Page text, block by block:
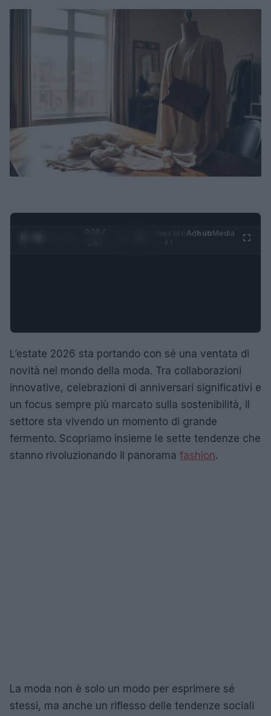
0:29 /
AdhubMedia
L’estate 2026 sta portando con sé una ventata di
novità nel mondo della moda. Tra collaborazioni
innovative, celebrazioni di anniversari significativi e
un focus sempre più marcato sulla sostenibilità, il
settore sta vivendo un momento di grande
fermento. Scopriamo insieme le sette tendenze che
stanno rivoluzionando il panorama fashion.
La moda non è solo un modo per esprimere sé
stessi, ma anche un riflesso delle tendenze sociali